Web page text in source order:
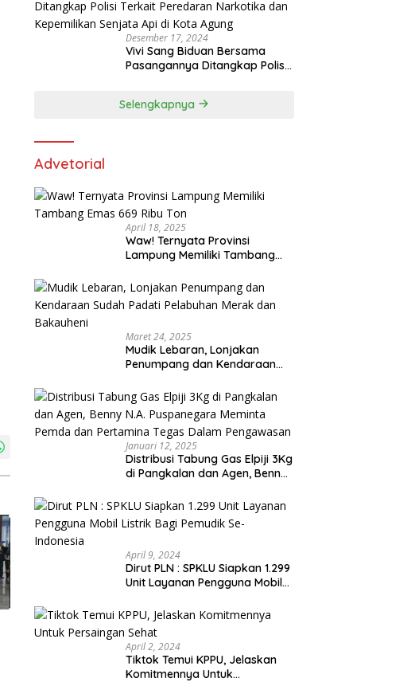
Desember 17, 2024
Vivi Sang Biduan Bersama
Pasangannya Ditangkap Polisi
Kota Agung
Selengkapnya
Advetorial
April 18, 2025
Waw! Ternyata Provinsi
Lampung Memiliki Tambang
Maret 24, 2025
Mudik Lebaran, Lonjakan
Penumpang dan Kendaraan
dan Bakauheni
Januari 12, 2025
Distribusi Tabung Gas Elpiji 3Kg
di Pangkalan dan Agen, Benny
Pemda dan Pertamina Tegas
Dalam Pengawasan
April 9, 2024
Dirut PLN : SPKLU Siapkan 1.299
Unit Layanan Pengguna Mobil
Indonesia
April 2, 2024
Tiktok Temui KPPU, Jelaskan
Komitmennya Untuk